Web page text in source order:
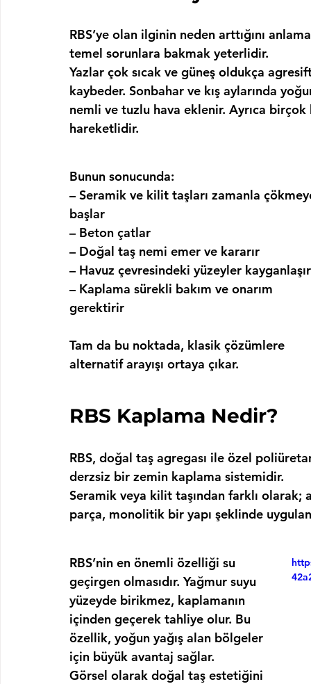
RBS’ye olan ilginin neden arttığını
temel sorunlara bakmak yeterlidir.
Yazlar çok sıcak ve güneş oldukça
kaybeder. Sonbahar ve kış aylarında
nemli ve tuzlu hava eklenir. Ayrıca
hareketlidir.
Bunun sonucunda:
– Seramik ve kilit taşları zamanla
başlar
– Beton çatlar
– Doğal taş nemi emer ve kararır
– Havuz çevresindeki yüzeyler kayganlaşır
– Kaplama sürekli bakım ve onarım
gerektirir
Tam da bu noktada, klasik çözümlere
alternatif arayışı ortaya çıkar.
RBS Kaplama Nedir?
RBS, doğal taş agregası ile özel
derzsiz bir zemin kaplama sistemidir.
Seramik veya kilit taşından farklı
parça, monolitik bir yapı şeklinde
RBS’nin en önemli özelliği su
geçirgen olmasıdır. Yağmur suyu
yüzeyde birikmez, kaplamanın
içinden geçerek tahliye olur. Bu
özellik, yoğun yağış alan bölgeler
için büyük avantaj sağlar.
Görsel olarak doğal taş estetiğini